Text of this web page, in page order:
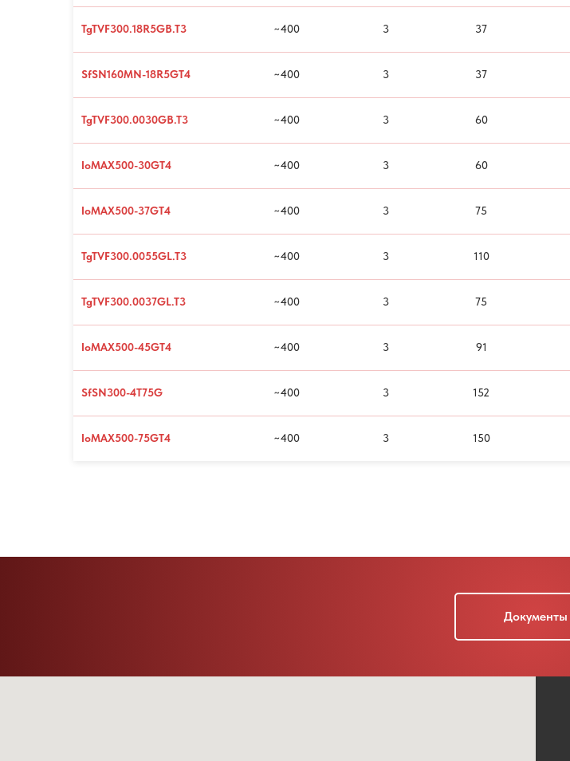
TgTVF300.18R5GB.T3 ~400 3 37
SfSN160MN-18R5GT4 ~400 3 37
TgTVF300.0030GB.T3 ~400 3 60
IoMAX500-30GT4 ~400 3 60
IoMAX500-37GT4 ~400 3 75
TgTVF300.0055GL.T3 ~400 3 110
TgTVF300.0037GL.T3 ~400 3 75
IoMAX500-45GT4 ~400 3 91
SfSN300-4T75G ~400 3 152
IoMAX500-75GT4 ~400 3 150
Документы